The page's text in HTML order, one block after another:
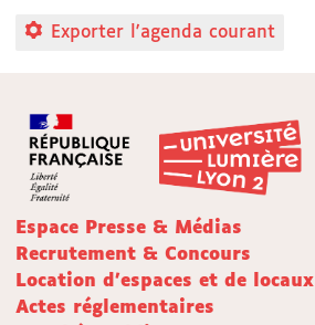
Exporter l'agenda courant
Espace Presse & Médias
Recrutement & Concours
Location d'espaces et de locaux
Actes réglementaires